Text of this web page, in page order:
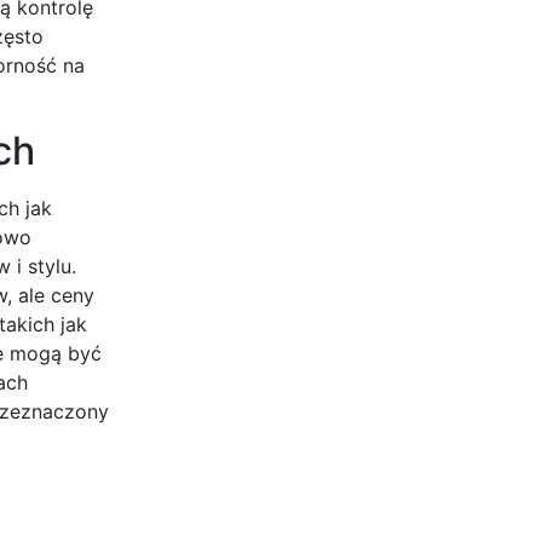
kontrolę
na
jak
i stylu.
ale ceny
jak
mogą być